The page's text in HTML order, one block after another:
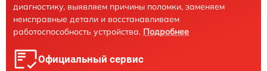
диагностику, выявляем причины поломки, заменяем
неисправные детали и восстанавливаем
работоспособность устройства. Подробнее
Официальный сервис